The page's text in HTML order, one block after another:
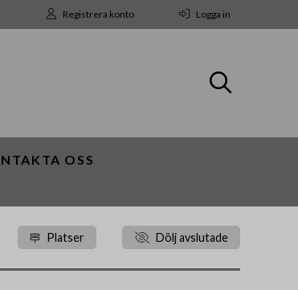
Registrera konto Logga in
OSS
Platser Dölj avslutade